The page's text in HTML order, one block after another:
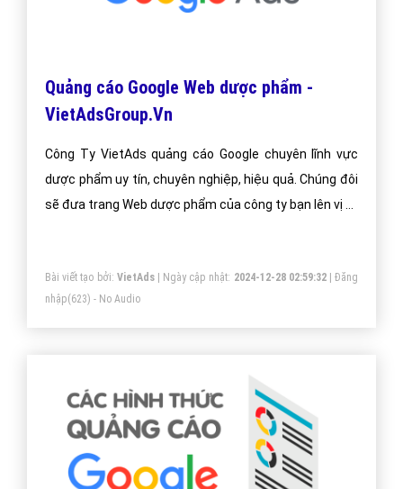
Quảng cáo Google Web dược phẩm -
VietAdsGroup.Vn
Công Ty VietAds quảng cáo Google chuyên lĩnh vực
dược phẩm uy tín, chuyên nghiệp, hiệu quả. Chúng đôi
sẽ đưa trang Web dược phẩm của công ty bạn lên vị trí
Bài viết tạo bởi: VietAds| Ngày cập nhật: 2024-12-28 02:59:32|Đăng
nhập(623) - No Audio